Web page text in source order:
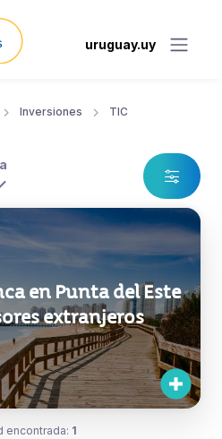
uruguay.uy
Inversiones
TIC
en Punta del Este
extranjeros
encontrada: 1